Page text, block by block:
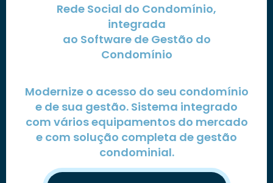
Rede Social do Condomínio,
integrada
ao Software de Gestão do
Condomínio
Modernize o acesso do seu condomínio
e de sua gestão. Sistema integrado
com vários equipamentos do mercado
e com solução completa de gestão
condominial.